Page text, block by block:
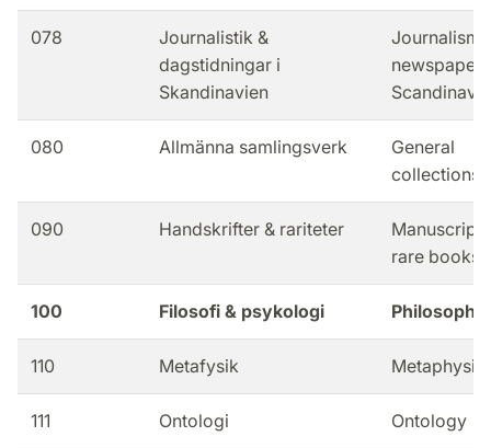
078
Journalistik &
dagstidningar i
Skandinavien
Journalism
Scandinavia
080 Allmänna samlingsverk
General
collections
090 Handskrifter & rariteter
rare books
100 Filosofi & psykologi Philosophy
110 Metafysik
111 Ontologi Ontology